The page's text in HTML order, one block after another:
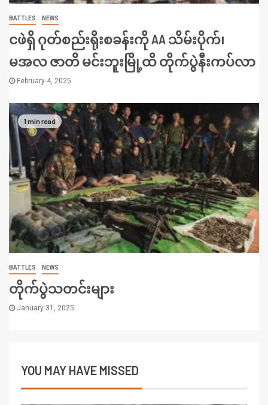
BATTLES NEWS
ငဖဲရှိ ဂုတ်စည်းရိုးစခန်းကို AA သိမ်းပိုက်၊
မအလ ဇာတိ မင်းဘူးမြို့ထိ တိုက်ပွဲနီးကပ်လာ
February 4, 2025
1 min read
BATTLES NEWS
တိုက်ပွဲသတင်းများ
January 31, 2025
YOU MAY HAVE MISSED